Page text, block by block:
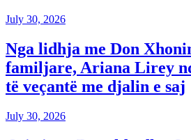
July 30, 2026
Nga lidhja me Don
familjare, Ariana Lirey
të veçantë me djalin e saj
July 30, 2026